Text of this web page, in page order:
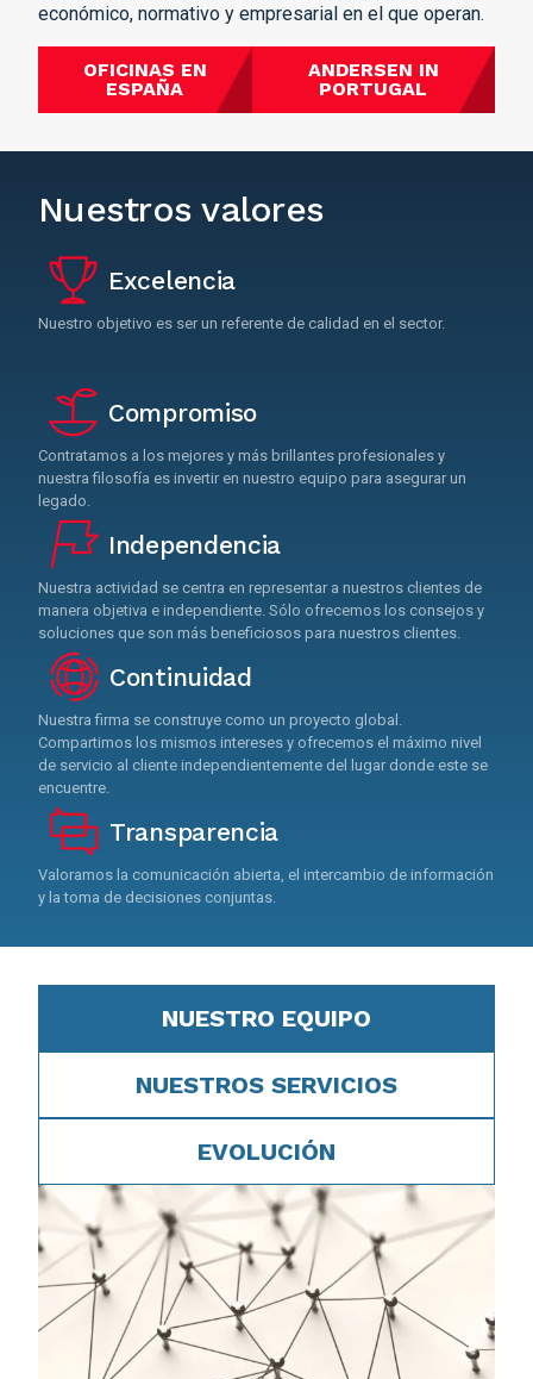
económico, normativo y empresarial en el que operan.
OFICINAS EN
ESPAÑA
ANDERSEN IN
PORTUGAL
Nuestros valores
Excelencia
Nuestro objetivo es ser un referente de calidad en el sector.
Compromiso
Contratamos a los mejores y más brillantes profesionales y
nuestra filosofía es invertir en nuestro equipo para asegurar un
legado.
Independencia
Nuestra actividad se centra en representar a nuestros clientes de
manera objetiva e independiente. Sólo ofrecemos los consejos y
soluciones que son más beneficiosos para nuestros clientes.
Continuidad
Nuestra firma se construye como un proyecto global.
Compartimos los mismos intereses y ofrecemos el máximo nivel
de servicio al cliente independientemente del lugar donde este se
encuentre.
Transparencia
Valoramos la comunicación abierta, el intercambio de información
y la toma de decisiones conjuntas.
NUESTRO EQUIPO
NUESTROS SERVICIOS
EVOLUCIÓN
Calidad,
talento
y
excelencia
Nuestros